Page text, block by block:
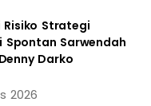
Risiko Strategi
Spontan Sarwendah
Darko
2026